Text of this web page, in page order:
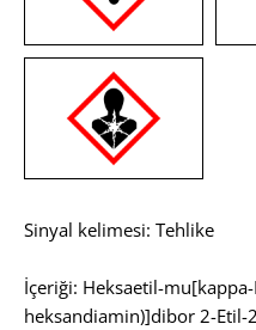
Sinyal kelimesi: Tehlike
İçeriği: Heksaetil-
heksandiamin)]dibor 2-